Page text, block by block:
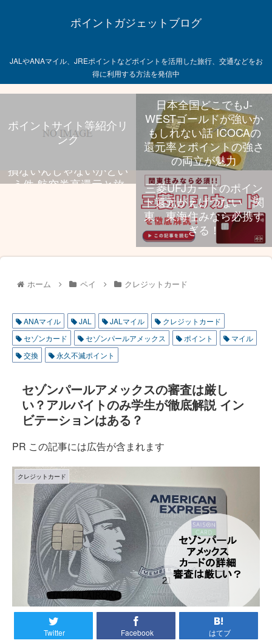
ポイントガジェットブログ
JALやANAマイル、JREポイントなどポイントを活用した旅行、交通などをお
得に利用する方法を発信中
ポイントサイト等紹介リ
ンク
日本全国どこでもJ-
WESTゴールドが強いか
もしれない話 ICOCAの
還元率とポイントの強さ
の両立が魅力
飛行機乗る旅行好きなら
損ないんじゃないかとい
う件 航空券高還元と旅
三菱UFJカードのポイン
ト還元がえげつない 関
東、東海住みなら必携す
ぎる！
ホーム ペイ クレジットカード
ANAマイル JAL JALマイル
クレジットカード
セゾンカード
セゾンパールアメックス ポイント
マイル
交換
永久不滅ポイント
セゾンパールアメックスの審査は厳し
い？アルバイトのみ学生が徹底解説 イン
ビテーションはある？
PR この記事には広告が含まれます
クレジットカード
Twitter Facebook はてブ